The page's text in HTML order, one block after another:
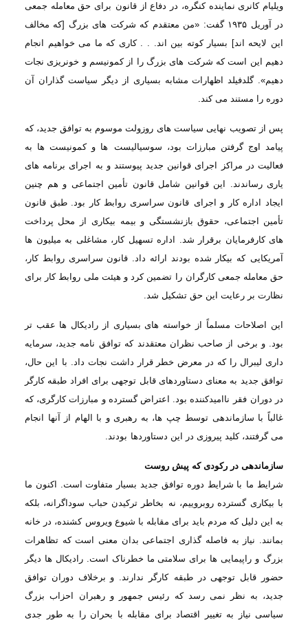
ویلیام کانری نماینده کنگره، در دفاع از قانون برای حق معامله جمعی
در آوریل ۱۹۳۵گفت: «من معتقدم که شرکت های بزرگ [که مخالف
لایحه اند] بسیار کوته بین اند. . . کاری که ما می خواهیم انجام
دهیم این است که شرکت های بزرگ را از کمونیسم و ​​خونریزی نجات
دهیم». گلدفیلد اظهارات مشابه بسیاری از دیگر سیاست گذاران آن
دوره را مستند می کند .
پس از تصویب نهایی سیاست های روزولت موسوم به توافق جدید، که
پیامد اوج گرفتن مبارزات بود، سوسیالیست ها و کمونیست ها به
فعالیت در مراکز اجرای قوانین جدید پیوستند و به اجرای برنامه های
یاری رساندند. این قوانین شامل قانون تأمین اجتماعی و هم چنین
ایجاد اداره کار و اجرای
قانون سراسری روابط کار بود. طبق قانون
تأمین اجتماعی، حقوق بازنشستگی و بیمه بیکاری
از محل پرداخت
های کارفرمایان برقرار شد. اداره تسهیل کار، مشاغلی به میلیون ها
آمریکایی که بیکار شده بودند ارائه داد. قانون سراسری روابط کار،
حق معامله جمعی کارگران را
تضمین کرد و هیئت ملی روابط کار برای
نظارت بر رعایت این حق تشکیل شد .
این اصلاحات مسلماً از خواسته های بسیاری از رادیکال ها عقب تر
بود. و برخی از صاحب نظران معتقدند که توافق نامه جدید، سرمایه
داری لیبرال را که در معرض خطر قرار داشت نجات داد. با
این حال،
توافق جدید به معنای دستاوردهای قابل توجهی برای افراد طبقه کارگر
در دوران
فقر ناامیدکننده بود. اعتراض گسترده و مبارزات کارگری، که
غالباً با سازماندهی توسط چپ ها، به رهبری و با الهام از آنها انجام
می گرفتند، کلید پیروزی در این دستاوردها بودند.
سازماندهی در رکودی که پیش روست
شرایط ما
با شرایط دوره توافق جدید بسیار متفاوت است. اکنون ما
با بیکاری گسترده روبروییم، نه
بخاطر ترکیدن حباب سوداگرانه، بلکه
به این دلیل که مردم باید برای مقابله با شیوع ویروس کشنده، در خانه
بمانند. نیاز به فاصله گذاری اجتماعی بدان معنی است که تظاهرات
بزرگ
و راپیمایی ها برای سلامتی ما خطرناک است. رادیکال ها دیگر
حضور قابل توجهی در طبقه کارگر ندارند. و برخلاف دوران توافق
جدید، به نظر نمی رسد که رئیس جمهور و رهبران
احزاب بزرگ
سیاسی نیاز به تغییر اقتصاد برای مقابله با بحران را به طور جدی